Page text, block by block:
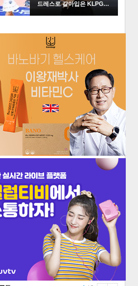
더보기
토
드레스로 갈아입은 KLPGA …